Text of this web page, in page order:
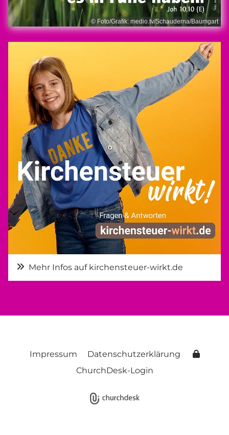
© Foto/Grafik: medio.tv/Schauderna/Baumgart
Mehr Infos auf kirchensteuer-wirkt.de
Impressum
Datenschutzerklärung
ChurchDesk-Login